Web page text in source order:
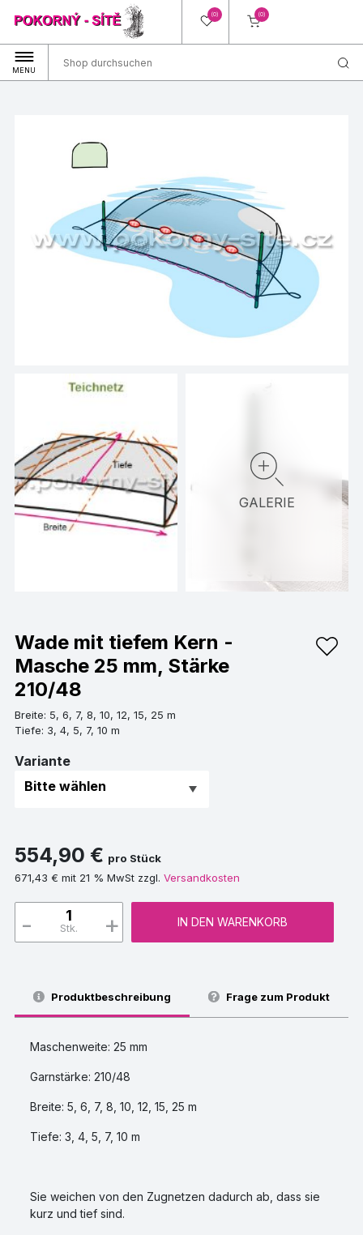
(0) (0)
MENU
GALERIE
Wade mit tiefem Kern -
Masche 25 mm, Stärke
210/48
Breite: 5, 6, 7, 8, 10, 12, 15, 25 m
Tiefe: 3, 4, 5, 7, 10 m
Variante
554,90 € pro Stück
671,43 € mit 21 % MwSt zzgl. Versandkosten
Stk. +
- IN DEN WARENKORB
Produktbeschreibung Frage zum Produkt
Maschenweite: 25 mm
Garnstärke: 210/48
Breite: 5, 6, 7, 8, 10, 12, 15, 25 m
Tiefe: 3, 4, 5, 7, 10 m
Sie weichen von den Zugnetzen dadurch ab, dass sie
kurz und tief sind.